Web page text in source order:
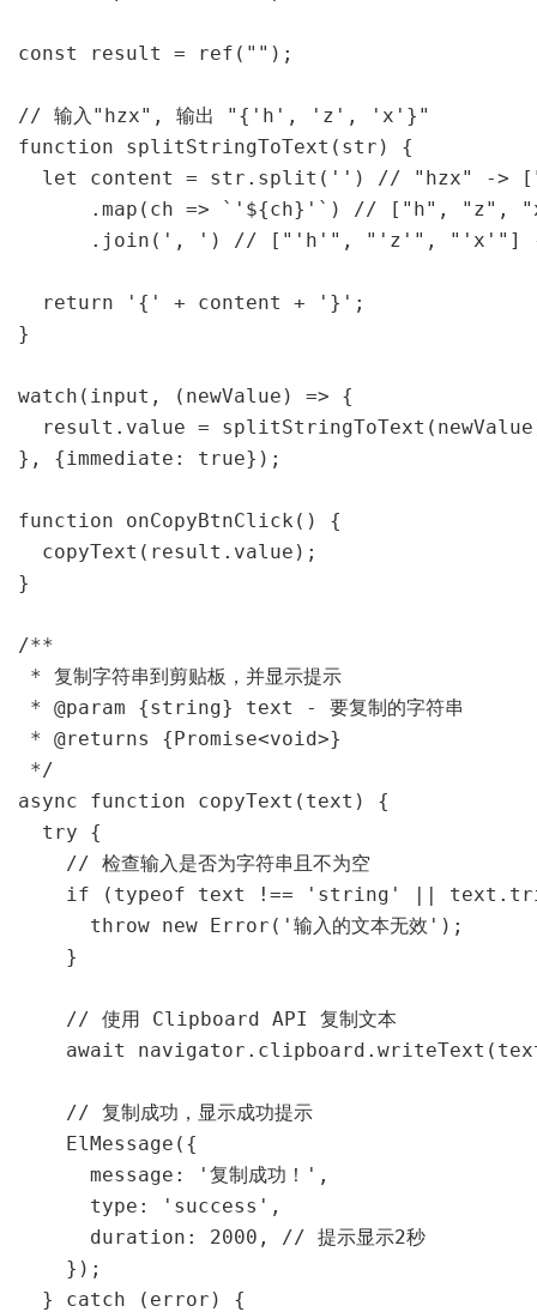
const result = ref("");
// 输入"hzx", 输出 "{'h', 'z', 'x'}"
function splitStringToText(str) {
let content = str.split('') // "hzx" ->
.map(ch => `'${ch}'`) // ["h", "z",
.join(', ') // ["'h'", "'z'", "'x'"]
  return '{' + content + '}';
}
watch(input, (newValue) => {
result.value =
}, {immediate: true});
function onCopyBtnClick() {
  copyText(result.value);
}
/**
* 复制字符串到剪贴板，并显示提示
* @param {string} text - 要复制的字符串
* @returns {Promise<void>}
*/
async function copyText(text) {
  try {
    // 检查输入是否为字符串且不为空
if (typeof text !== 'string' ||
      throw new Error('输入的文本无效');
    }
    // 使用 Clipboard API 复制文本
await
    // 复制成功，显示成功提示
    ElMessage({
      message: '复制成功！',
      type: 'success',
      duration: 2000, // 提示显示2秒
    });
  } catch (error) {